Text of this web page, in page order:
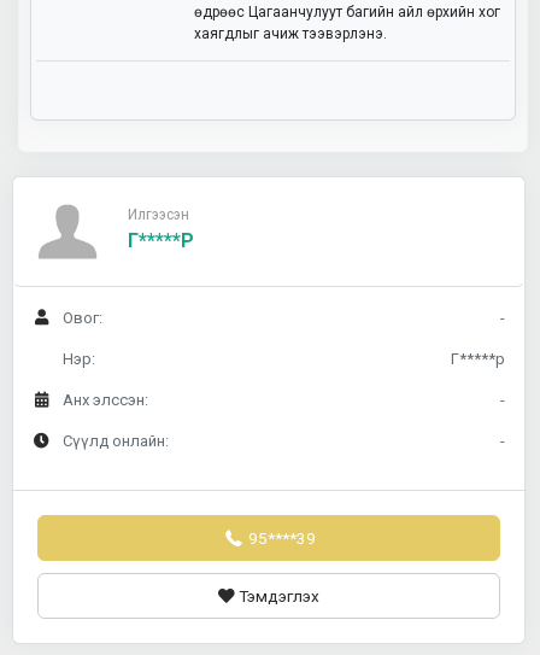
өдрөөс Цагаанчулуут багийн айл өрхийн хог
хаягдлыг ачиж тээвэрлэнэ.
Илгээсэн
Г*****р
Овог: -
Нэр: Г*****р
Анх элссэн: -
Сүүлд онлайн: -
95****39
Тэмдэглэх